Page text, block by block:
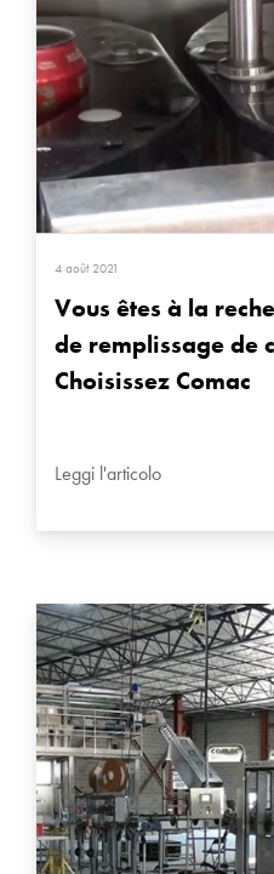
4 août 2021
Vous êtes à la
de remplissage de
Choisissez Comac
Leggi l'articolo